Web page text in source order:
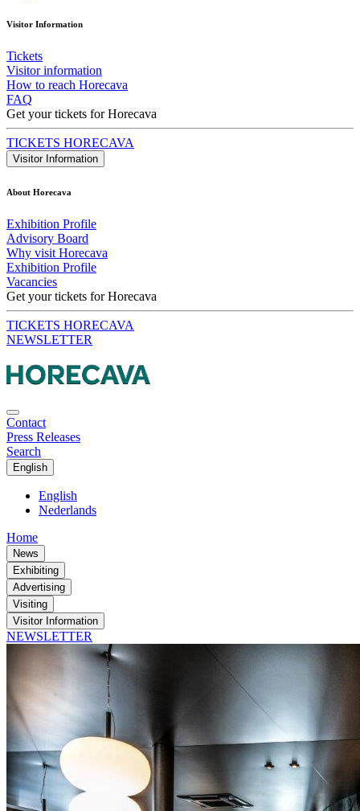
Visitor Information
Tickets
Visitor information
How to reach Horecava
FAQ
Get your tickets for Horecava
TICKETS HORECAVA
Visitor Information
About Horecava
Exhibition Profile
Advisory Board
Why visit Horecava
Exhibition Profile
Vacancies
Get your tickets for Horecava
TICKETS HORECAVA
NEWSLETTER
Contact
Press Releases
Search
English
English
Nederlands
Home
News
Exhibiting
Advertising
Visiting
Visitor Information
NEWSLETTER